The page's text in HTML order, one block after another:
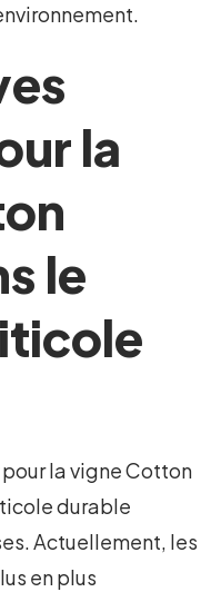
la
le
la vigne Cotton
durable
Actuellement, les
en plus